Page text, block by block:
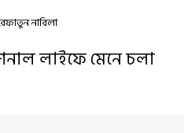
নাবিলা
লাইফে মেনে চলা